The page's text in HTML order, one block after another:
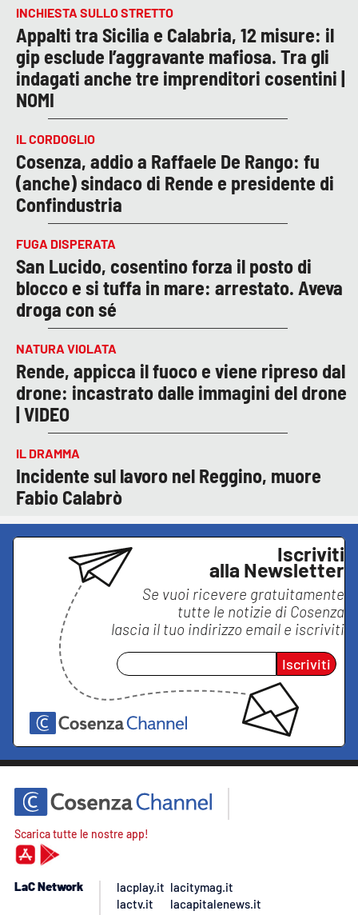
INCHIESTA SULLO STRETTO
Appalti tra Sicilia e Calabria, 12 misure: il
gip esclude l’aggravante mafiosa. Tra gli
indagati anche tre imprenditori cosentini |
NOMI
IL CORDOGLIO
Cosenza, addio a Raffaele De Rango: fu
(anche) sindaco di Rende e presidente di
Confindustria
FUGA DISPERATA
San Lucido, cosentino forza il posto di
blocco e si tuffa in mare: arrestato. Aveva
droga con sé
NATURA VIOLATA
Rende, appicca il fuoco e viene ripreso dal
drone: incastrato dalle immagini del drone
| VIDEO
IL DRAMMA
Incidente sul lavoro nel Reggino, muore
Fabio Calabrò
Iscriviti
alla Newsletter
Se vuoi ricevere gratuitamente
tutte le notizie di Cosenza
lascia il tuo indirizzo email e iscriviti
Iscriviti
Scarica tutte le nostre app!
LaC Network
lacplay.it
lactv.it
lacitymag.it
lacapitalenews.it